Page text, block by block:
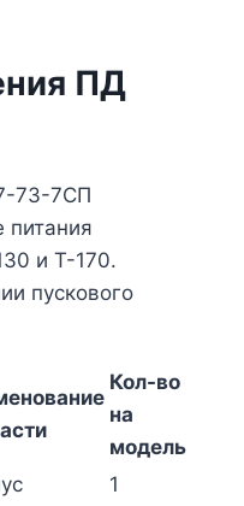
ПД
73-7СП
питания
и Т-170.
пускового
Кол-во
на
модель
1